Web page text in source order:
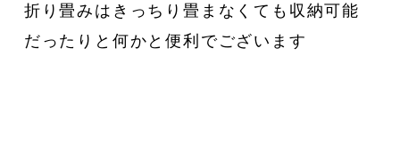
折り畳みはきっちり畳まなくても収納可能
だったりと何かと便利でございます